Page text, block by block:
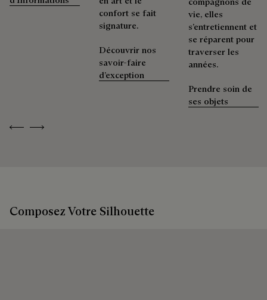
Immersion au cœur de nos approvisionnements
Berluti privilégie des emballages respectueux de
l'environnement, sans plastique vierge d'origine fossile,
conçus à partir de matériaux durables et recyclés.
Découvrez nos engagements
Prolonger la vie du produit
Previous
Next
confort se fait
signature.
Découvrir nos
savoir-faire
d’exception
vie, elles
s’entretiennent et
se réparent pour
traverser les
années.
Prendre soin de
ses objets
Composez Votre Silhouette